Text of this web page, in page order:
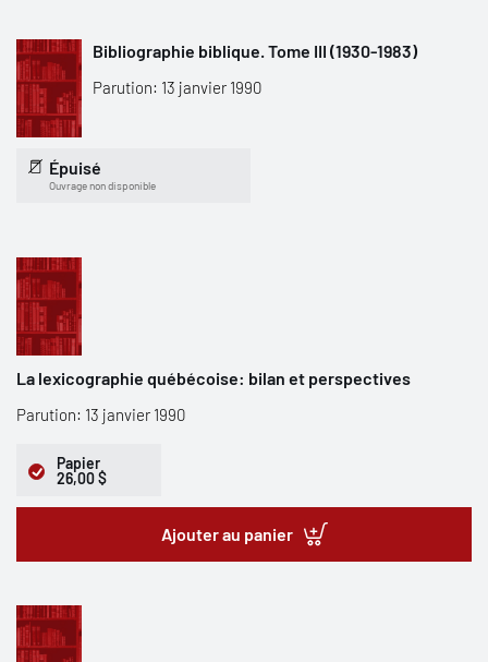
Bibliographie biblique. Tome III (1930-1983)
Parution: 13 janvier 1990
Épuisé
Ouvrage non disponible
La lexicographie québécoise: bilan et perspectives
Parution: 13 janvier 1990
Papier
26,00 $
Ajouter au panier